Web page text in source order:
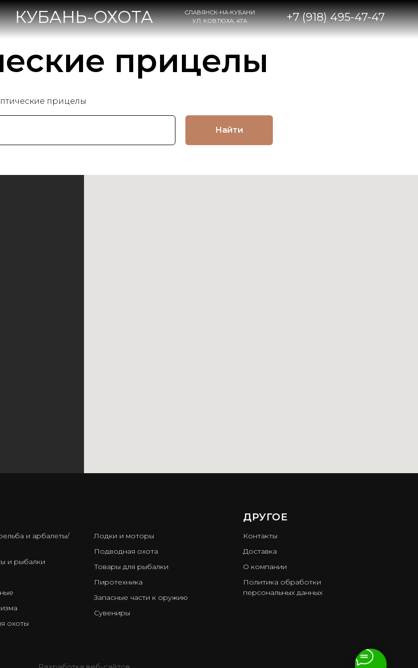
ОХОТА +7 (918) 495-47-47
СЛАВЯНСК-НА-КУБАНИ
УЛ. КОВТЮХА, 47А
прицелы
прицелы
Найти
и арбалеты/
и рыбалки
охоты
Лодки и моторы
Подводная охота
Товары для рыбалки
Пиротехника
Запасные части к оружию
Сувениры
ДРУГОЕ
Контакты
Доставка
О компании
Политика обработки
персональных данных